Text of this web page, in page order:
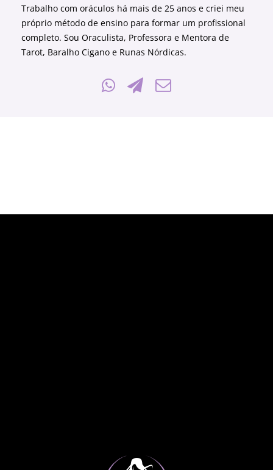
Trabalho com oráculos há mais de 25 anos e criei meu
próprio método de ensino para formar um profissional
completo. Sou Oraculista, Professora e Mentora de
Tarot, Baralho Cigano e Runas Nórdicas.